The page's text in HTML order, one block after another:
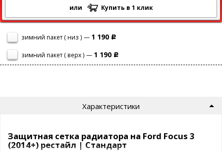
или Купить в 1 клик
зимний пакет ( низ ) — 1 190 Р
зимний пакет ( верх ) — 1 190 Р
Характеристики
Защитная сетка радиатора на Ford Focus 3
(2014+) рестайл | Стандарт